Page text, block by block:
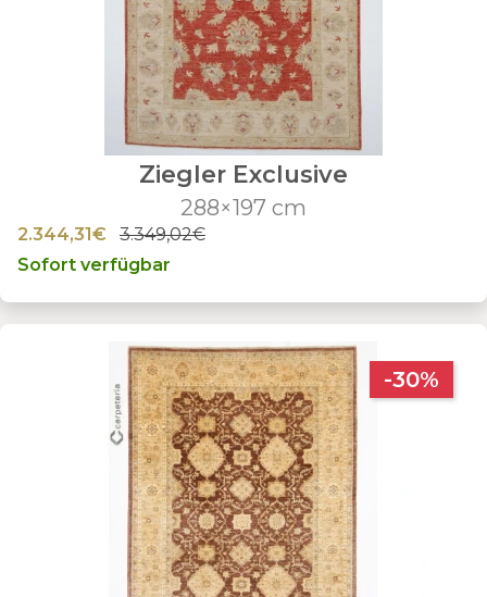
Ziegler Exclusive
288×197 cm
2.344,31€
3.349,02€
Sofort verfügbar
-30%